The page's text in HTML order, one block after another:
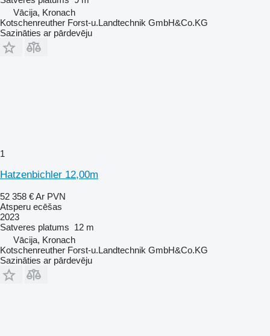
Vācija, Kronach
Kotschenreuther Forst-u.Landtechnik GmbH&Co.KG
Sazināties ar pārdevēju
1
Hatzenbichler 12,00m
52 358 €Ar PVN
Atsperu ecēšas
2023
Satveres platums 12 m
Vācija, Kronach
Kotschenreuther Forst-u.Landtechnik GmbH&Co.KG
Sazināties ar pārdevēju